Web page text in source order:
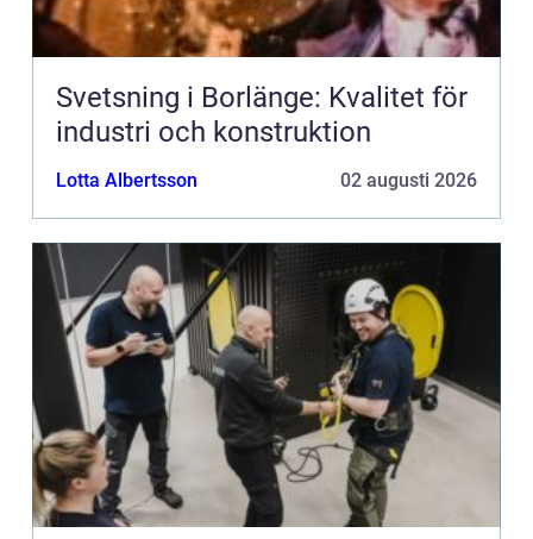
Svetsning i Borlänge: Kvalitet för
industri och konstruktion
Lotta Albertsson 02 augusti 2026